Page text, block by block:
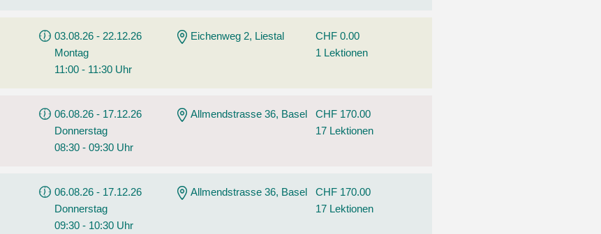
03.08.26 - 22.12.26
Montag
11:00 - 11:30 Uhr
Eichenweg 2, Liestal
CHF 0.00
1 Lektionen
06.08.26 - 17.12.26
Donnerstag
08:30 - 09:30 Uhr
Allmendstrasse 36, Basel
CHF 170.00
17 Lektionen
06.08.26 - 17.12.26
Donnerstag
09:30 - 10:30 Uhr
Allmendstrasse 36, Basel
CHF 170.00
17 Lektionen